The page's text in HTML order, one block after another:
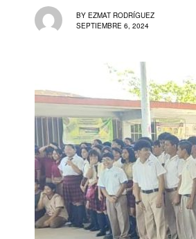
BY EZMAT RODRÍGUEZ
SEPTIEMBRE 6, 2024